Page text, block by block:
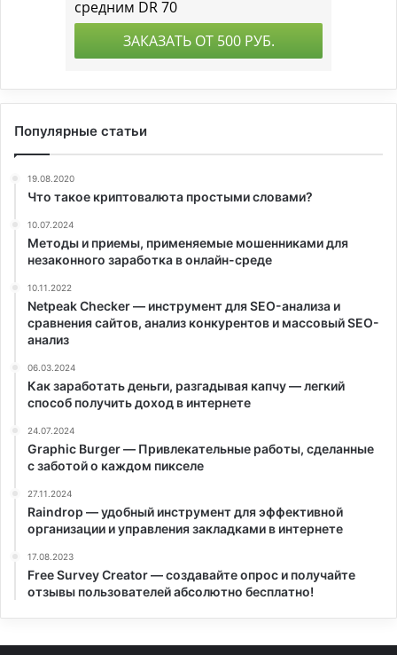
Популярные статьи
19.08.2020
Что такое криптовалюта простыми словами?
10.07.2024
Методы и приемы, применяемые мошенниками для
незаконного заработка в онлайн-среде
10.11.2022
Netpeak Checker — инструмент для SEO-анализа и
сравнения сайтов, анализ конкурентов и массовый SEO-
анализ
06.03.2024
Как заработать деньги, разгадывая капчу — легкий
способ получить доход в интернете
24.07.2024
Graphic Burger — Привлекательные работы, сделанные
с заботой о каждом пикселе
27.11.2024
Raindrop — удобный инструмент для эффективной
организации и управления закладками в интернете
17.08.2023
Free Survey Creator — создавайте опрос и получайте
отзывы пользователей абсолютно бесплатно!